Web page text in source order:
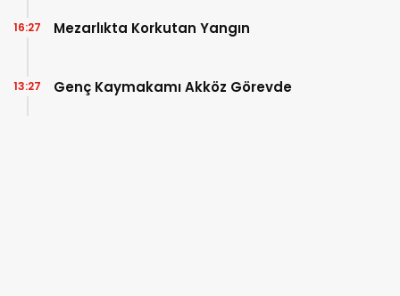
Mezarlıkta Korkutan Yangın
16:27
Genç Kaymakamı Akköz Görevde
13:27